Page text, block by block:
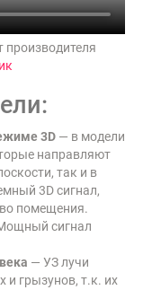
производителя
3D — в модели
направляют
так и в
3D сигнал,
помещения.
сигнал
— УЗ лучи
и грызунов, т.к. их